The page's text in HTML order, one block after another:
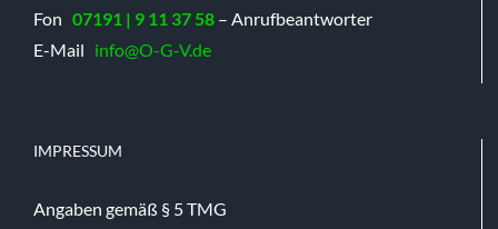
Fon 07191 | 9 11 37 58 – Anrufbeantworter
E-Mail info@O-G-V.de
IMPRESSUM
Angaben gemäß § 5 TMG